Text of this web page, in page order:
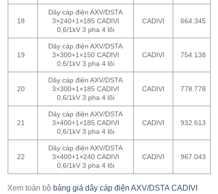
18
Dây cáp điện AXV/DSTA
3×240+1×185 CADIVI
0,6/1kV 3 pha 4 lõi
CADIVI 664.345
19
Dây cáp điện AXV/DSTA
3×300+1×150 CADIVI
0,6/1kV 3 pha 4 lõi
CADIVI 754.138
20
Dây cáp điện AXV/DSTA
3×300+1×185 CADIVI
0,6/1kV 3 pha 4 lõi
CADIVI 778.778
21
Dây cáp điện AXV/DSTA
3×400+1×185 CADIVI
0,6/1kV 3 pha 4 lõi
CADIVI 932.613
22
Dây cáp điện AXV/DSTA
3×400+1×240 CADIVI
0,6/1kV 3 pha 4 lõi
CADIVI 967.043
Xem toàn bộ bảng giá dây cáp điện AXV/DSTA CADIVI